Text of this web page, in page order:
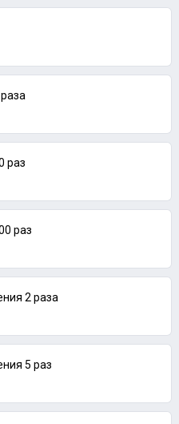
раз
раз
2 раза
5 раз